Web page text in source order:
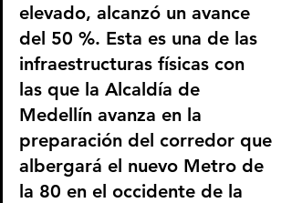
elevado, alcanzó un avance
del 50 %. Esta es una de las
infraestructuras físicas con
las que la Alcaldía de
Medellín avanza en la
preparación del corredor que
albergará el nuevo Metro de
la 80 en el occidente de la